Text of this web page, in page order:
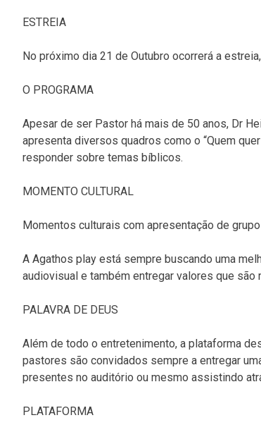
ESTREIA
No próximo dia 21 de Outubro ocorrerá a
O PROGRAMA
Apesar de ser Pastor há mais de 50 anos, Dr
apresenta diversos quadros como o “Quem
responder sobre temas bíblicos.
MOMENTO CULTURAL
Momentos culturais com apresentação de
A Agathos play está sempre buscando uma
audiovisual e também entregar valores que
PALAVRA DE DEUS
Além de todo o entretenimento, a plataforma
pastores são convidados sempre a entregar
presentes no auditório ou mesmo assistindo
PLATAFORMA